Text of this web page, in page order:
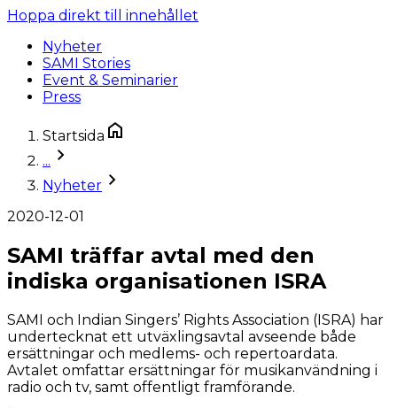
Hoppa direkt till innehållet
Nyheter
SAMI Stories
Event & Seminarier
Press
Startsida
...
Nyheter
2020-12-01
SAMI träffar avtal med den
indiska organisationen ISRA
SAMI och Indian Singers’ Rights Association (ISRA) har
undertecknat ett utväxlingsavtal avseende både
ersättningar och medlems- och repertoardata.
Avtalet omfattar ersättningar för musikanvändning i
radio och tv, samt offentligt framförande.